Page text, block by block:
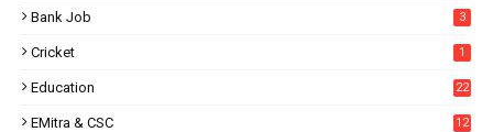
Bank Job 3
Cricket 1
Education 22
EMitra & CSC 12